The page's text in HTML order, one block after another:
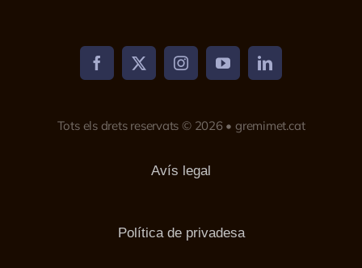
Tots els drets reservats © 2026 • gremimet.cat
Avís legal
Política de privadesa